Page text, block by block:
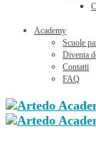
Academy
Scuole
Diventa
Contatti
FAQ